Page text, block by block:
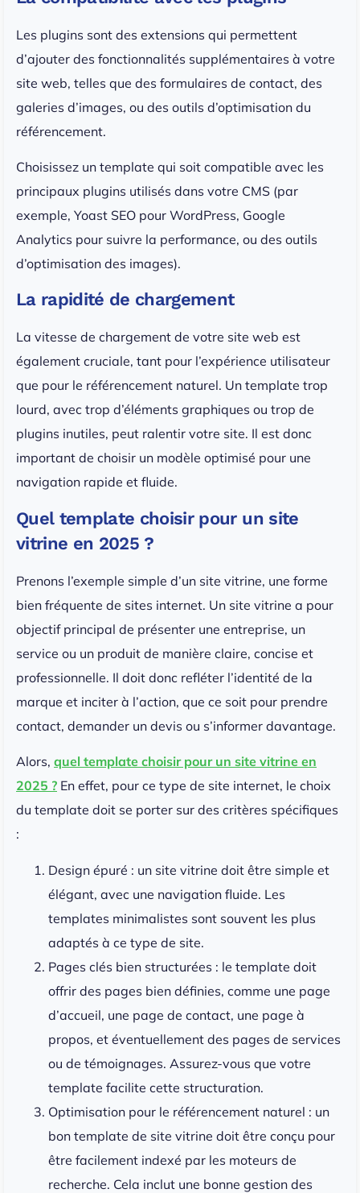
Les plugins sont des extensions qui permettent
d’ajouter des fonctionnalités supplémentaires à votre
site web, telles que des formulaires de contact, des
galeries d’images, ou des outils d’optimisation du
référencement.
Choisissez un template qui soit compatible avec les
principaux plugins utilisés dans votre CMS (par
exemple, Yoast SEO pour WordPress, Google
Analytics pour suivre la performance, ou des outils
d’optimisation des images).
La rapidité de chargement
La vitesse de chargement de votre site web est
également cruciale, tant pour l’expérience utilisateur
que pour le référencement naturel. Un template trop
lourd, avec trop d’éléments graphiques ou trop de
plugins inutiles, peut ralentir votre site. Il est donc
important de choisir un modèle optimisé pour une
navigation rapide et fluide.
Quel template choisir pour un site
vitrine en 2025 ?
Prenons l’exemple simple d’un site vitrine, une forme
bien fréquente de sites internet. Un site vitrine a pour
objectif principal de présenter une entreprise, un
service ou un produit de manière claire, concise et
professionnelle. Il doit donc refléter l’identité de la
marque et inciter à l’action, que ce soit pour prendre
contact, demander un devis ou s’informer davantage.
Alors, quel template choisir pour un site vitrine en
2025 ? En effet, pour ce type de site internet, le choix
du template doit se porter sur des critères spécifiques
:
Design épuré : un site vitrine doit être simple et
élégant, avec une navigation fluide. Les
templates minimalistes sont souvent les plus
adaptés à ce type de site.
Pages clés bien structurées : le template doit
offrir des pages bien définies, comme une page
d’accueil, une page de contact, une page à
propos, et éventuellement des pages de services
ou de témoignages. Assurez-vous que votre
template facilite cette structuration.
Optimisation pour le référencement naturel : un
bon template de site vitrine doit être conçu pour
être facilement indexé par les moteurs de
recherche. Cela inclut une bonne gestion des